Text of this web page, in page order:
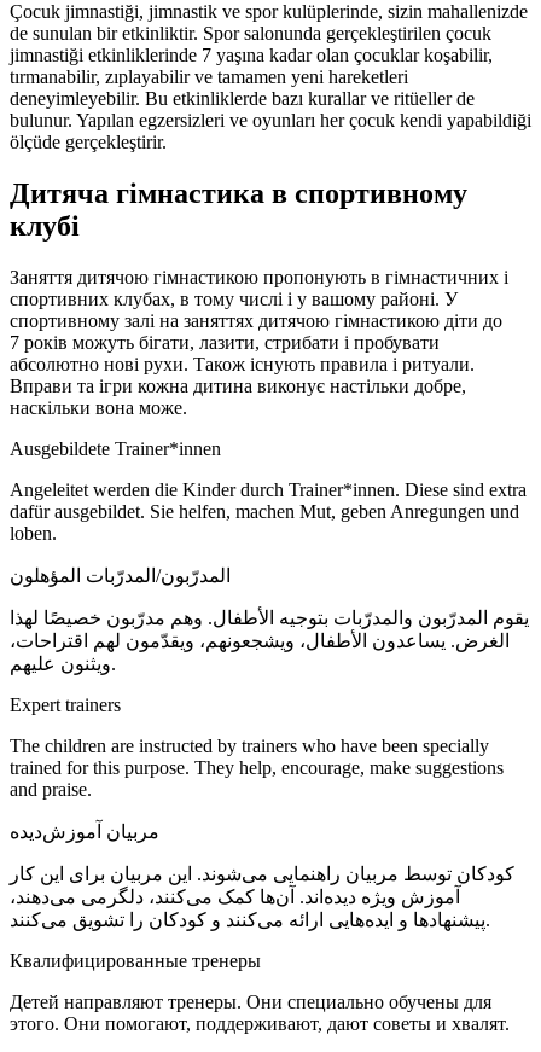
Çocuk jimnastiği, jimnastik ve spor kulüplerinde, sizin mahallenizde
de sunulan bir etkinliktir. Spor salonunda gerçekleştirilen çocuk
jimnastiği etkinliklerinde 7 yaşına kadar olan çocuklar koşabilir,
tırmanabilir, zıplayabilir ve tamamen yeni hareketleri
deneyimleyebilir. Bu etkinliklerde bazı kurallar ve ritüeller de
bulunur. Yapılan egzersizleri ve oyunları her çocuk kendi yapabildiği
ölçüde gerçekleştirir.
Дитяча гімнастика в спортивному
клубі
Заняття дитячою гімнастикою пропонують в гімнастичних і
спортивних клубах, в тому числі і у вашому районі. У
спортивному залі на заняттях дитячою гімнастикою діти до
7 років можуть бігати, лазити, стрибати і пробувати
абсолютно нові рухи. Також існують правила і ритуали.
Вправи та ігри кожна дитина виконує настільки добре,
наскільки вона може.
Ausgebildete Trainer*innen
Angeleitet werden die Kinder durch Trainer*innen. Diese sind extra
dafür ausgebildet. Sie helfen, machen Mut, geben Anregungen und
loben.
المدرّبون/المدرّبات المؤهلون
يقوم المدرّبون والمدرّبات بتوجيه الأطفال. وهم مدرّبون خصيصًا لهذا
الغرض. يساعدون الأطفال، ويشجعونهم، ويقدّمون لهم اقتراحات،
ويثنون عليهم.
Expert trainers
The children are instructed by trainers who have been specially
trained for this purpose. They help, encourage, make suggestions
and praise.
مربیان آموزش‌دیده
کودکان توسط مربیان راهنمایی می‌شوند. این مربیان برای این کار
آموزش ویژه دیده‌اند. آن‌ها کمک می‌کنند، دلگرمی می‌دهند،
پیشنهادها و ایده‌هایی ارائه می‌کنند و کودکان را تشویق می‌کنند.
Квалифици­рованные тренеры
Детей направляют тренеры. Они специально обучены для
этого. Они помогают, поддерживают, дают советы и хвалят.